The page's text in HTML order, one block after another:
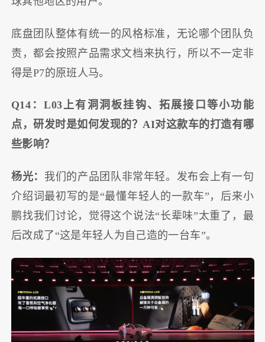
底盘团队整体有统一的风格标准，无论哪个团队负
责，都会按照产品需求文档来执行，所以不一定非
得是P7的原班人马。
Q14：L03上有洞洞板挂钩、拓展接口等小功能
点，研发时是如何发现的？AI对这款车的打造有哪
些影响？
杨光： 我们的产品团队非常年轻。发布会上有一句
介绍词最初写的是“最懂年轻人的一款车”，后来小
鹏找我们讨论，觉得这个说法“长辈味”太重了，最
后改成了“这是年轻人为自己造的一台车”。